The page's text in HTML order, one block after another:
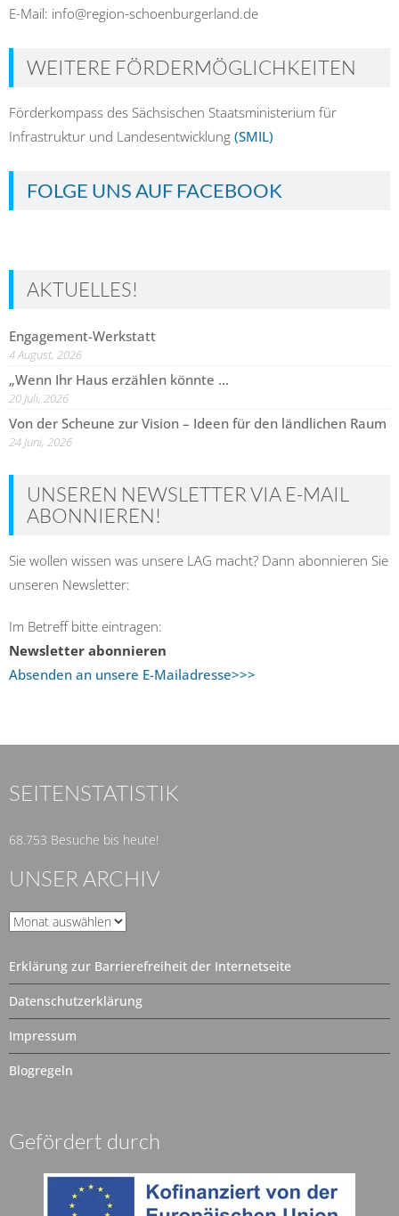
E-Mail: info@region-schoenburgerland.de
WEITERE FÖRDERMÖGLICHKEITEN
Förderkompass des Sächsischen Staatsministerium für
Infrastruktur und Landesentwicklung (SMIL)
FOLGE UNS AUF FACEBOOK
AKTUELLES!
Engagement-Werkstatt
4 August, 2026
„Wenn Ihr Haus erzählen könnte …
20 Juli, 2026
Von der Scheune zur Vision – Ideen für den ländlichen Raum
24 Juni, 2026
UNSEREN NEWSLETTER VIA E-MAIL
ABONNIEREN!
Sie wollen wissen was unsere LAG macht? Dann abonnieren Sie
unseren Newsletter:
Im Betreff bitte eintragen:
Newsletter abonnieren
Absenden an unsere E-Mailadresse>>>
SEITENSTATISTIK
68.753 Besuche bis heute!
UNSER ARCHIV
Unser
Erklärung zur Barrierefreiheit der Internetseite
Datenschutzerklärung
Impressum
Blogregeln
Gefördert durch